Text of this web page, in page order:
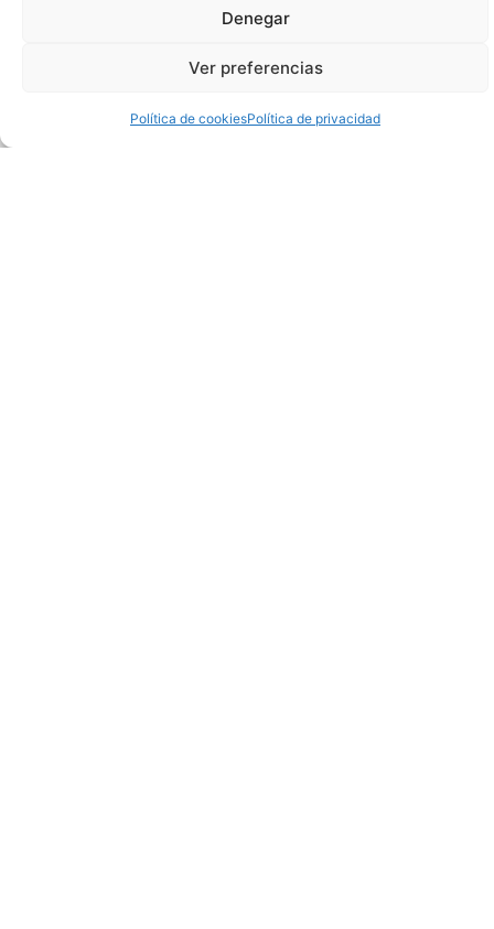
Denegar
Ver preferencias
Política de cookiesPolítica de privacidad
Menú Cea de Confraternidade
Onde comer